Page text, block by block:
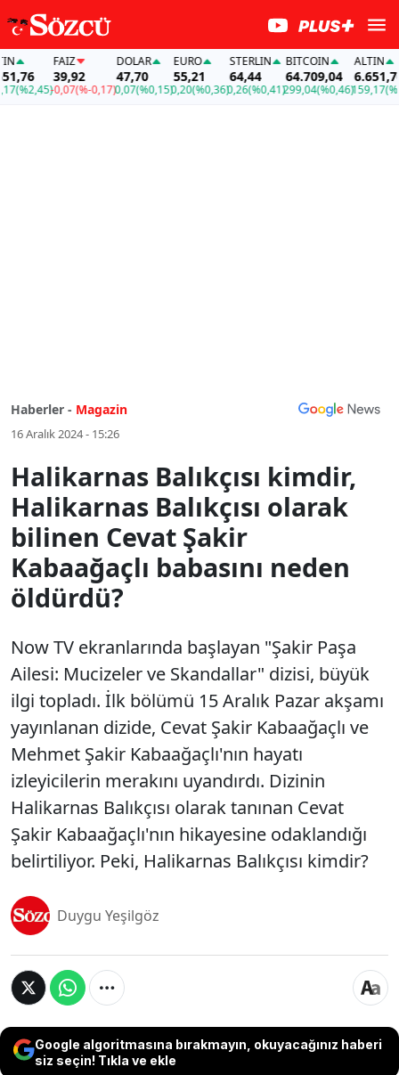
FAİZ
39,92
-0,07(%-0,17)
DOLAR
47,70
0,07(%0,15)
EURO
55,21
0,20(%0,36)
STERLIN
64,44
0,26(%0,41)
BITCOIN
64.709,04
299,04(%0,46)
ALTIN
6.651,76
159,17
Haberler - Magazin
16 Aralık 2024 - 15:26
Halikarnas Balıkçısı kimdir,
Halikarnas Balıkçısı olarak
bilinen Cevat Şakir
Kabaağaçlı babasını neden
öldürdü?
Now TV ekranlarında başlayan "Şakir Paşa
Ailesi: Mucizeler ve Skandallar" dizisi, büyük
ilgi topladı. İlk bölümü 15 Aralık Pazar akşamı
yayınlanan dizide, Cevat Şakir Kabaağaçlı ve
Mehmet Şakir Kabaağaçlı'nın hayatı
izleyicilerin merakını uyandırdı. Dizinin
Halikarnas Balıkçısı olarak tanınan Cevat
Şakir Kabaağaçlı'nın hikayesine odaklandığı
belirtiliyor. Peki, Halikarnas Balıkçısı kimdir?
Duygu Yeşilgöz
Google algoritmasına bırakmayın, okuyacağınız haberi
siz seçin! Tıkla ve ekle